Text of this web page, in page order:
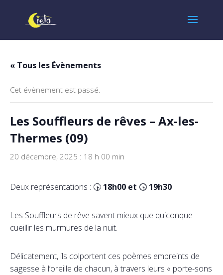
« Tous les Évènements
Cet évènement est passé.
Les Souffleurs de rêves – Ax-les-
Thermes (09)
20 décembre, 2025 : 18 h 00 min
Deux représentations : 🕟 18h00 et 🕟 19h30
Les Souffleurs de rêve savent mieux que quiconque
cueillir les murmures de la nuit.
Délicatement, ils colportent ces poèmes empreints de
sagesse à l’oreille de chacun, à travers leurs « porte-sons